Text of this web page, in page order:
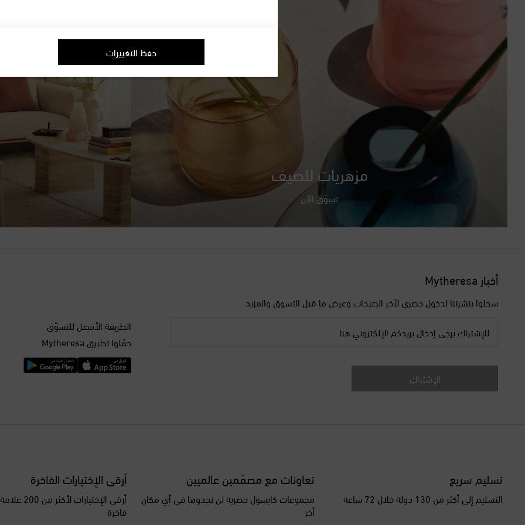
مزهريات للصيف
تسوّق الآن
أخبار Mytheresa
سجلوا بنشرتنا لدخول حصري لآخر الصيحات وعرض ما قبل التسوق والمزيد
للإشتراك يرجى إدخال بريدكم الإلكتروني هنا
الإشتراك
الطريقة الأفضل للتسوّق
حمّلوا تطبيق Mytheresa
تسليم سريع
التسليم إلى أكثر من 130 دولة خلال 72 ساعة
تعاونات مع مصمّمين عالميين
مجموعات كابسول حصرية لن تجدوها في أي مكان
آخر
أرقى الإختيارات الفاخرة
أرقى
فاخرة
حفظ التغييرات